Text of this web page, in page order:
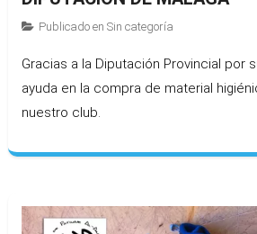
Publicado en Sin categoría
Gracias a la Diputación Provincial por
ayuda en la compra de material
nuestro club.